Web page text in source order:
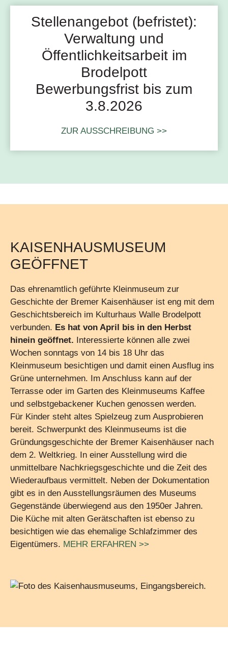
Stellenangebot (befristet):
Verwaltung und
Öffentlichkeitsarbeit im
Brodelpott
Bewerbungsfrist bis zum
3.8.2026
ZUR AUSSCHREIBUNG >>
KAISENHAUSMUSEUM
GEÖFFNET
Das ehrenamtlich geführte Kleinmuseum zur
Geschichte der Bremer Kaisenhäuser ist eng mit dem
Geschichtsbereich im Kulturhaus Walle Brodelpott
verbunden. Es hat von April bis in den Herbst
hinein geöffnet. Interessierte können alle zwei
Wochen sonntags von 14 bis 18 Uhr das
Kleinmuseum besichtigen und damit einen Ausflug ins
Grüne unternehmen. Im Anschluss kann auf der
Terrasse oder im Garten des Kleinmuseums Kaffee
und selbstgebackener Kuchen genossen werden.
Für Kinder steht altes Spielzeug zum Ausprobieren
bereit. Schwerpunkt des Kleinmuseums ist die
Gründungsgeschichte der Bremer Kaisenhäuser nach
dem 2. Weltkrieg. In einer Ausstellung wird die
unmittelbare Nachkriegsgeschichte und die Zeit des
Wiederaufbaus vermittelt. Neben der Dokumentation
gibt es in den Ausstellungsräumen des Museums
Gegenstände überwiegend aus den 1950er Jahren.
Die Küche mit alten Gerätschaften ist ebenso zu
besichtigen wie das ehemalige Schlafzimmer des
Eigentümers. MEHR ERFAHREN >>